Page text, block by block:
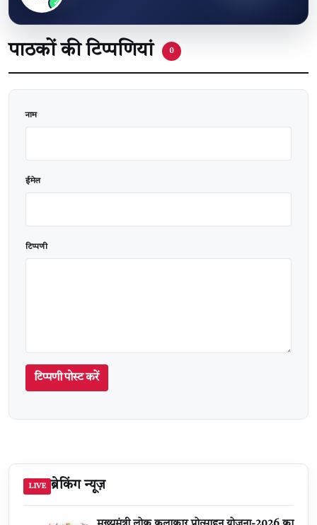
पाठकों की टिप्पणियां 0
नाम
ईमेल
टिप्पणी
टिप्पणी पोस्ट करें
LIVE ब्रेकिंग न्यूज़